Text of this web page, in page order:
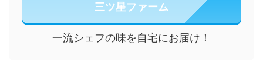
三ツ星ファーム
一流シェフの味を自宅にお届け！